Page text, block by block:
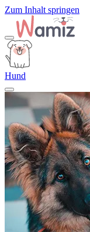
Zum Inhalt springen
Hund